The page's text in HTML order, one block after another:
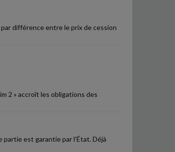
différence entre le prix de cession
2 » accroît les obligations des
partie est garantie par l'État. Déjà